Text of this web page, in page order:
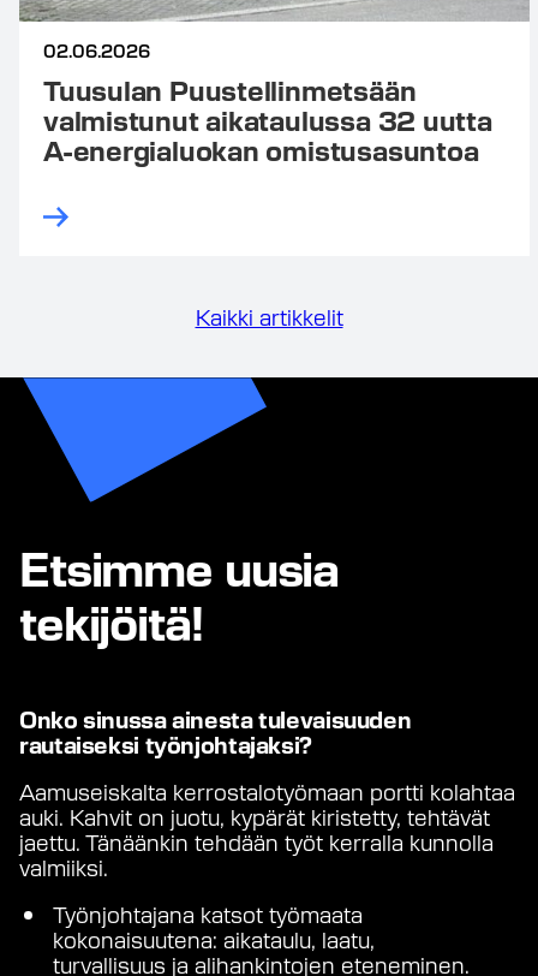
02.06.2026
Tuusulan Puustellinmetsään
valmistunut aikataulussa 32 uutta
A-energialuokan omistusasuntoa
Kaikki artikkelit
Etsimme uusia
tekijöitä!
Onko sinussa ainestatulevaisuuden
rautaiseksi työnjohtajaksi?
Aamuseiskalta kerrostalotyömaan portti kolahtaa
auki. Kahvit on juotu, kypärät kiristetty, tehtävät
jaettu. Tänäänkin tehdään työt kerralla kunnolla
valmiiksi.
Työnjohtajana katsot työmaata
kokonaisuutena: aikataulu, laatu,
turvallisuus ja alihankintojen eteneminen.